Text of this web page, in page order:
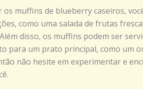
os muffins de blueberry caseiros,
como uma salada de frutas
disso, os muffins podem ser
para um prato principal, como um
não hesite em experimentar e